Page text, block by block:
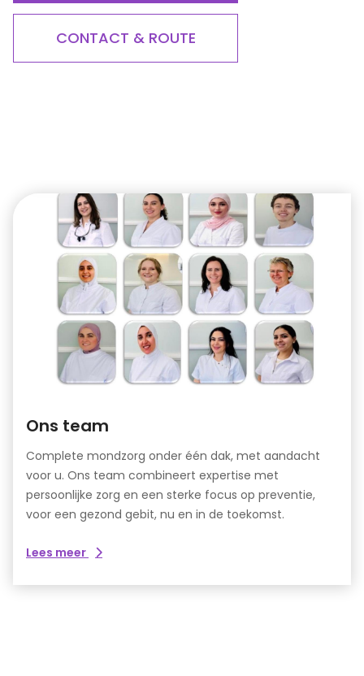
CONTACT & ROUTE
Ons team
Complete mondzorg onder één dak, met aandacht
voor u. Ons team combineert expertise met
persoonlijke zorg en een sterke focus op preventie,
voor een gezond gebit, nu en in de toekomst.
Lees meer over
team